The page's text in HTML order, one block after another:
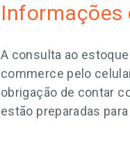
Informações
A consulta ao
commerce pelo
obrigação de contar
estão preparadas